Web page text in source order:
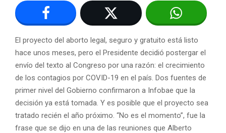
El proyecto del aborto legal, seguro y gratuito está listo
hace unos meses, pero el Presidente decidió postergar el
envío del texto al Congreso por una razón: el crecimiento
de los contagios por COVID-19 en el país. Dos fuentes de
primer nivel del Gobierno confirmaron a Infobae que la
decisión ya está tomada. Y es posible que el proyecto sea
tratado recién el año próximo. “No es el momento”, fue la
frase que se dijo en una de las reuniones que Alberto